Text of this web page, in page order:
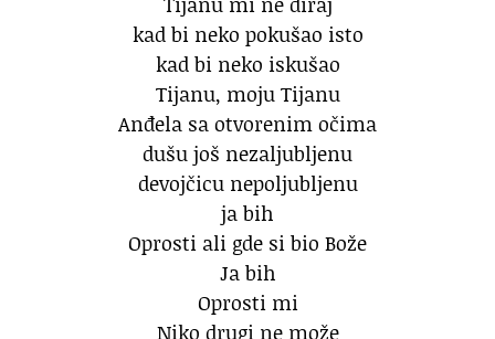
kad bi neko pokušao isto
kad bi neko iskušao
Tijanu, moju Tijanu
Anđela sa otvorenim očima
dušu još nezaljubljenu
devojčicu nepoljubljenu
ja bih
Oprosti ali gde si bio Bože
Ja bih
Oprosti mi
Niko drugi ne može